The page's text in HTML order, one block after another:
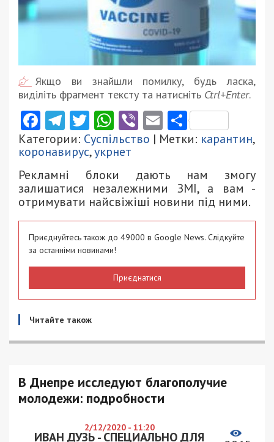
Якщо ви знайшли помилку, будь ласка,
виділіть фрагмент тексту та натисніть Ctrl+Enter.
Facebook
Telegram
Twitter
WhatsApp
ViberEmail
Категории: Суспільство | Метки: карантин,
коронавирус,укрнет
Рекламні блоки дають нам змогу
залишатися незалежними ЗМІ, а вам -
отримувати найсвіжіші новини під ними.
Приєднуйтесь також до 49000 в Google News. Слідкуйте
за останніми новинами!
Приєднатися
Читайте також
В Днепре исследуют благополучие
молодежи: подробности
2/12/2020 - 11:20
ИВАН ДУЗЬ - СПЕЦИАЛЬНО ДЛЯ